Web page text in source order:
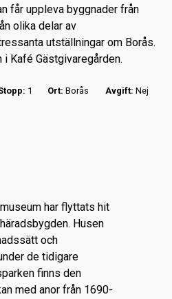
får uppleva byggnader från
olika delar av
utställningar om Borås.
Kafé Gästgivaregården.
1 Ort: Borås Avgift: Nej
har flyttats hit
Husen
och
de tidigare
finns den
med anor från 1690-